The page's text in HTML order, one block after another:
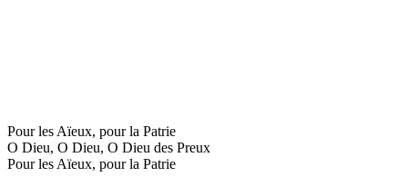
Pour les Aïeux, pour la Patrie
O Dieu, O Dieu, O Dieu des Preux
Pour les Aïeux, pour la Patrie